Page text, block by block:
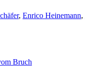
, Enrico Heinemann,
Bruch